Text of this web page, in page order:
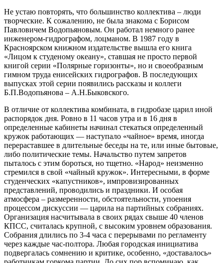
Не устаю повторять, что большинство коллектива – люди
творческие. К сожалению, не была знакома с Борисом
Павловичем Водопьяновым. Он работал немного ранее
инженером-гидрографом, лоцманом. В 1987 году в
Красноярском книжном издательстве вышла его книга
«Лицом к студеному океану», ставшая не просто первой
книгой серии «Полярные горизонты», но и своеобразным
гимном труда енисейских гидрографов. В последующих
выпусках этой серии появились рассказы и коллеги
Б.П.Водопьянова – А.Н.Быковского.
В отличие от коллектива комбината, в гидробазе царил иной
распорядок дня. Ровно в 11 часов утра и в 16 дня в
определенные кабинеты начинал стекаться определенный
кружок работающих — наступало «чайное» время, иногда
перераставшее в длительные беседы на те, или иные бытовые,
либо политические темы. Начальство путем запретов
пыталось с этим бороться, но тщетно. «Народ» неизменно
стремился в свой «чайный кружок». Интересными, в форме
студенческих «капустников», импровизированных
представлений, проводились и праздники. И особая
атмосфера – размеренности, обстоятельности, упоения
процессом дискуссии — царила на партийных собраниях.
Организация насчитывала в своих рядах свыше 40 членов
КПСС, считалась крупной, с высоким уровнем образования.
Собрания длились по 3-4 часа с перерывами по регламенту
через каждые час-полтора. Любая городская инициатива
подвергалась сомнению и критике, особенно, «доставалось»